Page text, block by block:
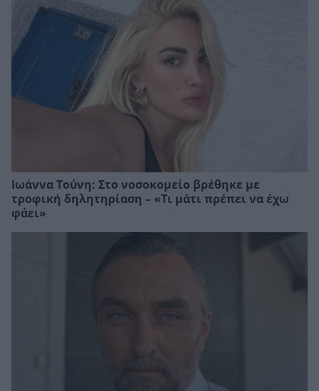
Ιωάννα Τούνη: Στο νοσοκομείο βρέθηκε με
τροφική δηλητηρίαση – «Τι μάτι πρέπει να έχω
φάει»